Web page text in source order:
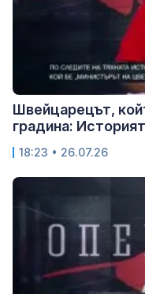
Швейцарецът,
градина:
18:23 • 26.07.26